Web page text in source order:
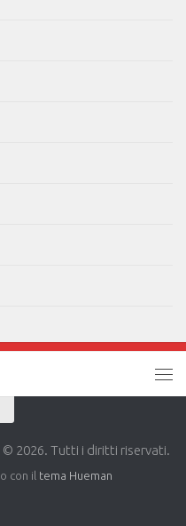
2026. Tutti i diritti riservati.
con il tema Hueman